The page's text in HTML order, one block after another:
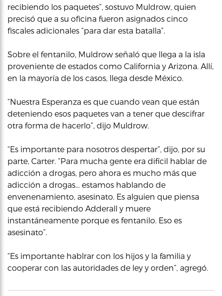
recibiendo los paquetes”, sostuvo Muldrow, quien
precisó que a su oficina fueron asignados cinco
fiscales adicionales “para dar esta batalla”.
Sobre el fentanilo, Muldrow señaló que llega a la isla
proveniente de estados como California y Arizona. Allí,
en la mayoría de los casos, llega desde México.
“Nuestra Esperanza es que cuando vean que están
deteniendo esos paquetes van a tener que descifrar
otra forma de hacerlo”, dijo Muldrow.
“Es importante para nosotros despertar”, dijo, por su
parte, Carter. “Para mucha gente era difícil hablar de
adicción a drogas, pero ahora es mucho más que
adicción a drogas… estamos hablando de
envenenamiento, asesinato. Es alguien que piensa
que está recibiendo Adderall y muere
instantáneamente porque es fentanilo. Eso es
asesinato”.
“Es importante hablrar con los hijos y la familia y
cooperar con las autoridades de ley y orden”, agregó.